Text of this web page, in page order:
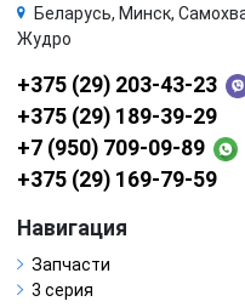
Беларусь, Минск,
Жудро
+375 (29) 203-43-23
+375 (29) 189-39-29
+7 (950) 709-09-89
+375 (29) 169-79-59
Навигация
Запчасти
3 серия